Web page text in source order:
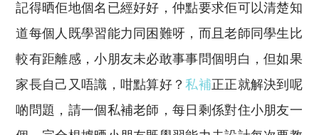
記得晒佢地個名已經好好，仲點要求佢可以清楚知
道每個人既學習能力同困難呀，而且老師同學生比
較有距離感，小朋友未必敢事事問個明白，但如果
家長自己又唔識，咁點算好？私補正正就解決到呢
啲問題，請一個私補老師，每日剩係對住小朋友一